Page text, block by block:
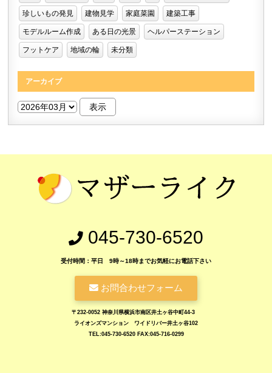
珍しいもの発見 建物見学 家庭菜園 建築工事
モデルルーム作成 ある日の光景 ヘルパーステーション
フットケア 地域の輪 未分類
アーカイブ
045-730-6520
受付時間：平日 9時～18時までお気軽にお電話下さい
お問合わせフォーム
〒232-0052 神奈川県横浜市南区井土ヶ谷中町44-3
ライオンズマンション ワイドリバー井土ヶ谷102
TEL:045-730-6520 FAX:045-716-0299